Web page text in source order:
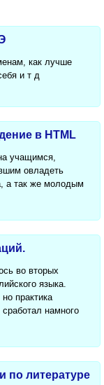
как лучше
и т д
в HTML
учащимся,
овладеть
а так же молодым
во вторых
языка.
практика
намного
по литературе